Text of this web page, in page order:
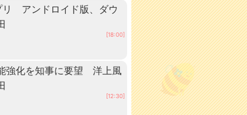
リ アンドロイド版、ダウ
[18:00]
強化を知事に要望 洋上風
[12:30]